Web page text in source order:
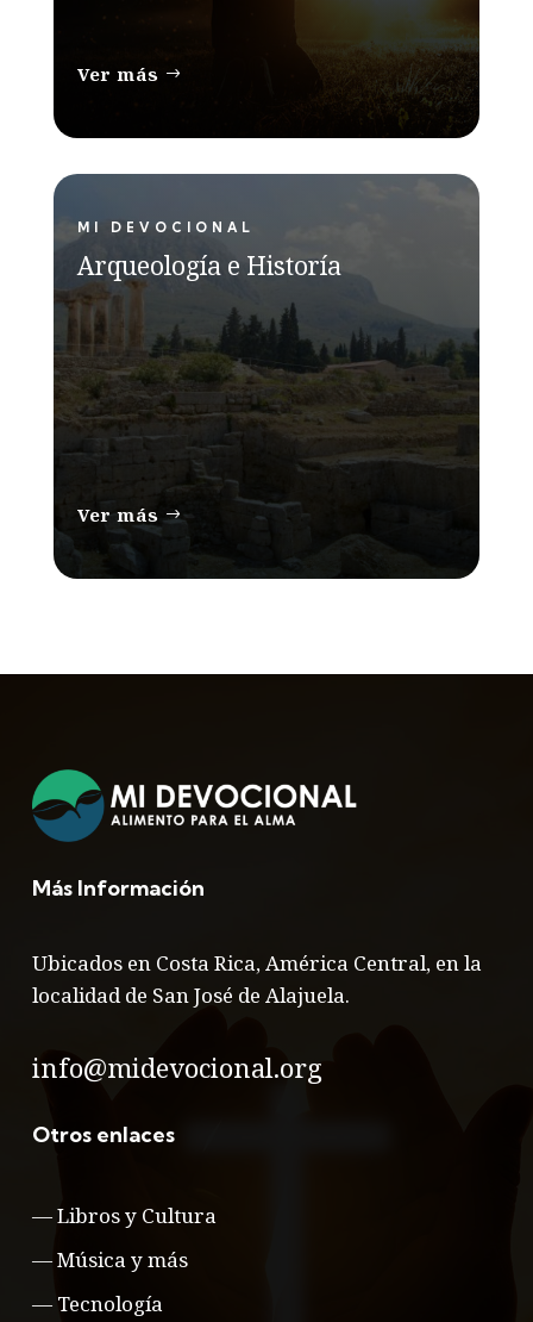
Ver más
MI DEVOCIONAL
Arqueología e Historía
Ver más
Más Información
Ubicados en Costa Rica, América Central, en la
localidad de San José de Alajuela.
info@midevocional.org
Otros enlaces
—Libros y Cultura
—Música y más
— Tecnología